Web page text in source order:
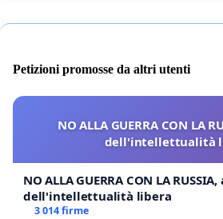
Petizioni promosse da altri utenti
NO ALLA GUERRA CON LA
dell'intellettualità
NO ALLA GUERRA CON LA
dell'intellettualità libera
3 014 firme